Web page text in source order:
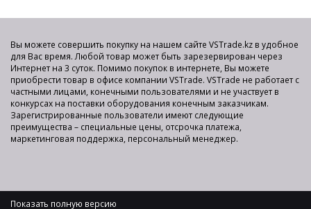
Вы можете совершить покупку на нашем сайте VSTrade.kz в удобное
для Вас время. Любой товар может быть зарезервирован через
Интернет на 3 суток. Помимо покупок в интернете, Вы можете
приобрести товар в офисе компании VSTrade. VSTrade не работает с
частными лицами, конечными пользователями и не участвует в
конкурсах на поставки оборудования конечным заказчикам.
Зарегистрированные пользователи имеют следующие
преимущества – специальные цены, отсрочка платежа,
маркетинговая поддержка, персональный менеджер.
Показать полную версию